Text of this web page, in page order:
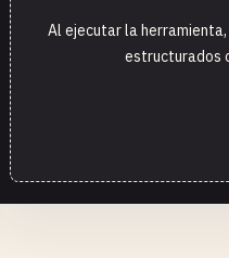
Al ejecutar la
estructurados